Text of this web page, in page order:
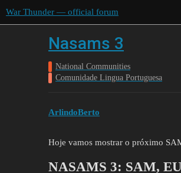
War Thunder — official forum
Nasams 3
National Communities
Comunidade Lingua Portuguesa
ArlindoBerto
Hoje vamos mostrar o próximo
NASAMS 3: SAM,